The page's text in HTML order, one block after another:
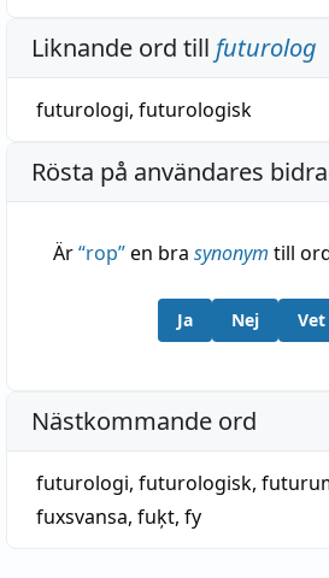
Liknande ord till futurolog
futurologi, futurologisk
Rösta på användares
Är“rop”en bra synonym till
Ja Nej
Nästkommande ord
futurologi, futurologisk,
fuxsvansa, fuķt, fy